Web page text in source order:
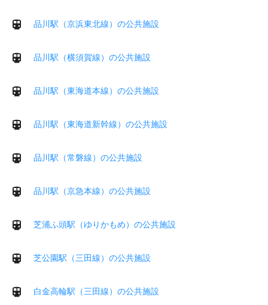
品川駅（京浜東北線）の公共施設
品川駅（横須賀線）の公共施設
品川駅（東海道本線）の公共施設
品川駅（東海道新幹線）の公共施設
品川駅（常磐線）の公共施設
品川駅（京急本線）の公共施設
芝浦ふ頭駅（ゆりかもめ）の公共施設
芝公園駅（三田線）の公共施設
白金高輪駅（三田線）の公共施設